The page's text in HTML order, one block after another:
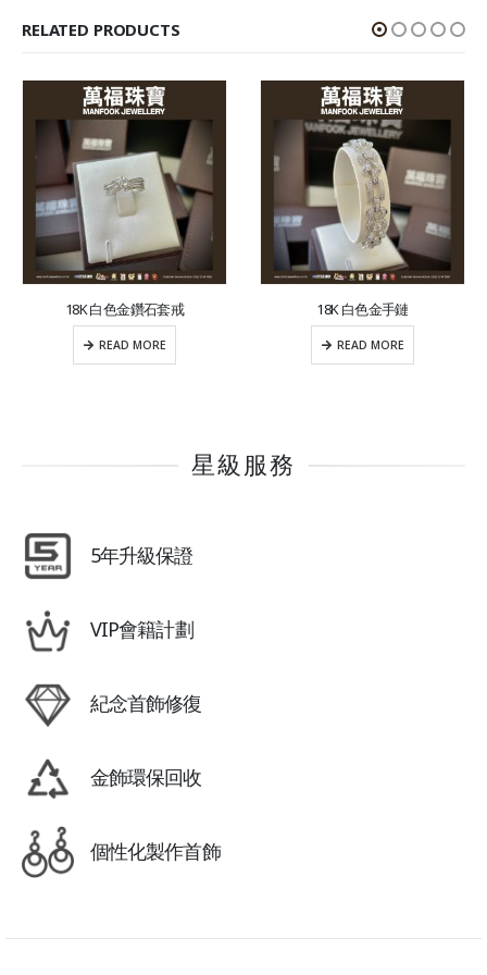
RELATED PRODUCTS
18K 白色金鑽石套戒
READ MORE
18K 白色金手鏈
READ MORE
星級服務
5年升級保證
VIP會籍計劃
紀念首飾修復
金飾環保回收
個性化製作首飾